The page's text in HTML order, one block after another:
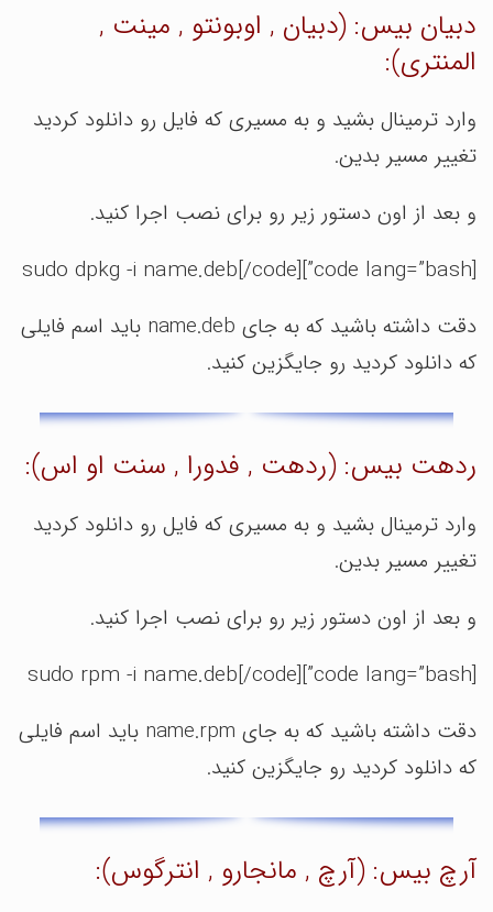
دبیان بیس: (دبیان , اوبونتو , مینت ,
المنتری):
وارد ترمینال بشید و به مسیری که فایل رو دانلود کردید
تغییر مسیر بدین.
و بعد از اون دستور زیر رو برای نصب اجرا کنید.
[code lang=”bash”]sudo dpkg -i name.deb[/code]
دقت داشته باشید که به جای name.deb باید اسم فایلی
که دانلود کردید رو جایگزین کنید.
ردهت بیس: (ردهت , فدورا , سنت او اس):
وارد ترمینال بشید و به مسیری که فایل رو دانلود کردید
تغییر مسیر بدین.
و بعد از اون دستور زیر رو برای نصب اجرا کنید.
[code lang=”bash”]sudo rpm -i name.deb[/code]
دقت داشته باشید که به جای name.rpm باید اسم فایلی
که دانلود کردید رو جایگزین کنید.
آرچ بیس: (آرچ , مانجارو , انترگوس):